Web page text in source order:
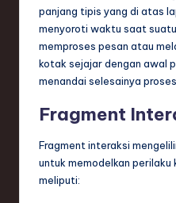
panjang tipis yang di atas
menyoroti waktu saat
memproses pesan atau
kotak sejajar dengan awal
menandai selesainya
Fragment
Fragment interaksi
untuk memodelkan perilaku
meliputi: